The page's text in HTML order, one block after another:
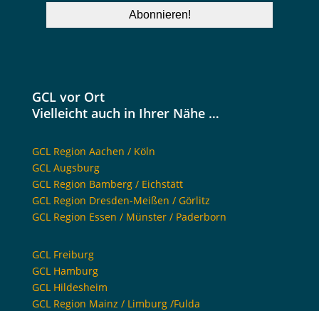
GCL vor Ort
Vielleicht auch in Ihrer Nähe …
GCL Region Aachen / Köln
GCL Augsburg
GCL Region Bamberg / Eichstätt
GCL Region Dresden-Meißen / Görlitz
GCL Region Essen / Münster / Paderborn
GCL Freiburg
GCL Hamburg
GCL Hildesheim
GCL Region Mainz / Limburg /Fulda